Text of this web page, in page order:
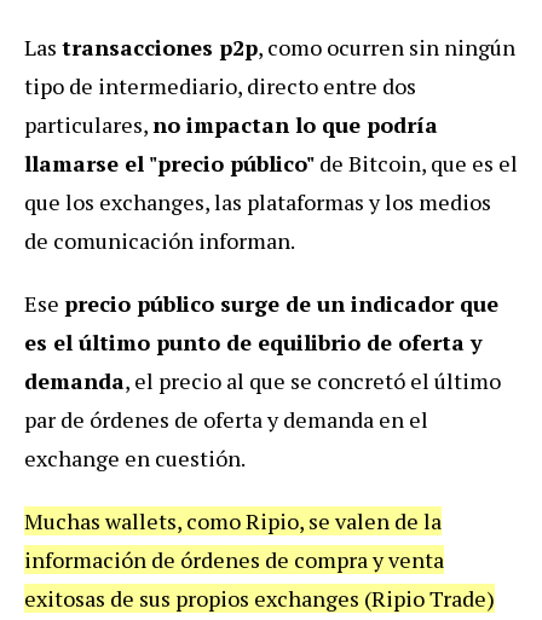
Las transacciones p2p, como ocurren sin ningún
tipo de intermediario, directo entre dos
particulares,no impactan lo que podría
llamarse el "precio público" de Bitcoin, que es el
que los exchanges, las plataformas y los medios
de comunicación informan.
Ese precio público surge de un indicador que
es el último punto de equilibrio de oferta y
demanda, el precio al que se concretó el último
par de órdenes de oferta y demanda en el
exchange en cuestión.
Muchas wallets, como Ripio, se valen de la
información de órdenes de compra y venta
exitosas de sus propios exchanges (Ripio Trade)